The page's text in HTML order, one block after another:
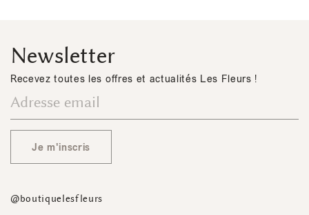
Newsletter
Recevez toutes les offres et actualités Les Fleurs !
Je m'inscris
@boutiquelesfleurs